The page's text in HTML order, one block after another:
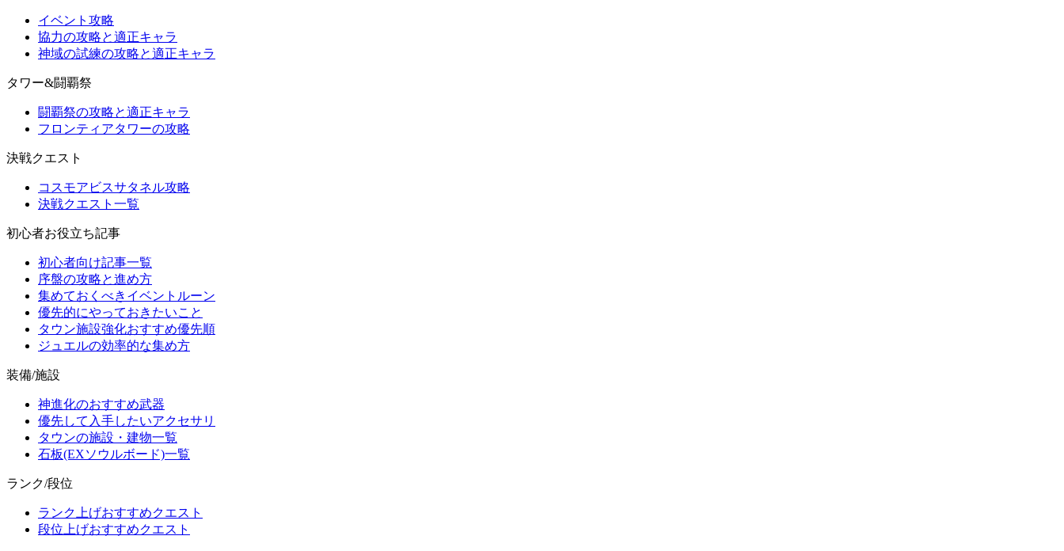
イベント攻略
協力の攻略と適正キャラ
神域の試練の攻略と適正キャラ
タワー&闘覇祭
闘覇祭の攻略と適正キャラ
フロンティアタワーの攻略
決戦クエスト
コスモアビスサタネル攻略
決戦クエスト一覧
初心者お役立ち記事
初心者向け記事一覧
序盤の攻略と進め方
集めておくべきイベントルーン
優先的にやっておきたいこと
タウン施設強化おすすめ優先順
ジュエルの効率的な集め方
装備/施設
神進化のおすすめ武器
優先して入手したいアクセサリ
タウンの施設・建物一覧
石板(EXソウルボード)一覧
ランク/段位
ランク上げおすすめクエスト
段位上げおすすめクエスト